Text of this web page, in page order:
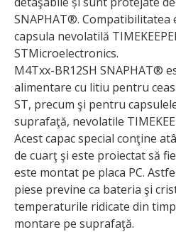
SNAPHAT®. Compatibilitatea
capsula nevolatilă
STMicroelectronics.
M4Txx-BR12SH SNAPHAT®
alimentare cu litiu pentru
ST, precum şi pentru
suprafaţă, nevolatile
Acest capac special conţine
de cuarţ şi este proiectat să
este montat pe placa PC.
piese previne ca bateria şi
temperaturile ridicate din
montare pe suprafaţă.